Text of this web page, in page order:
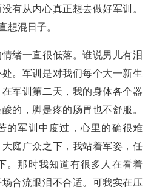
有从内心真正想去做好军训。
想混日子。
绪一直很低落。谁说男儿有泪
。军训是对我们每个大一新生
军训第二天，我的身体各个器
的，脚是疼的肠胃也不舒服。
的军训中度过，心里的确很难
庭广众之下，我站着军姿，任
。那时我知道有很多人在看着
合流眼泪不合适。可我实在压